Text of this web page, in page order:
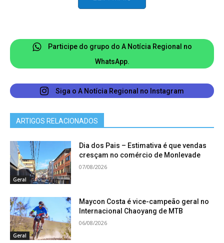
frequência da coleta de lixo.
A consulta também apontou que a população
quer mais segurança pública e mobilidade
urbana, citadas por 42,4% e 31,8% dos
participantes, respectivamente. Entre as
sugestões estão melhorias na iluminação pública,
sinalização de trânsito e ações preventivas contra
a violência.
A educação foi apontada como prioridade por
28,9% dos respondentes que pediram melhorias
na infraestrutura das escolas, manutenção das
unidades e investimentos na qualidade do
Participe do grupo do A Notícia Regional no
WhatsApp.
Siga o A Notícia Regional no Instagram
ARTIGOS RELACIONADOS
Geral
Dia dos Pais – Estimativa é que vendas
cresçam no comércio de Monlevade
07/08/2026
Geral
Maycon Costa é vice-campeão geral no
Internacional Chaoyang de MTB
06/08/2026